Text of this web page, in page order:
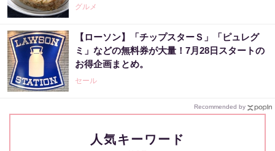
グルメ
【ローソン】「チップスターＳ」「ピュレグ
ミ」などの無料券が大量！7月28日スタートの
お得企画まとめ。
セール
Recommended by
人気キーワード